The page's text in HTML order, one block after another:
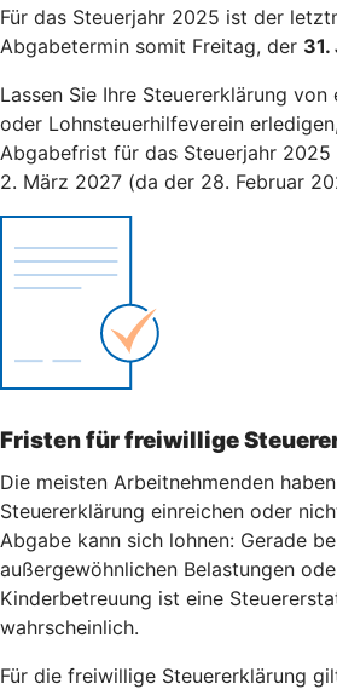
Für das Steuerjahr 2025 ist der
Abgabetermin somit Freitag, der
Lassen Sie Ihre Steuererklärung
oder Lohnsteuerhilfeverein
Abgabefrist für das Steuerjahr
2. März 2027 (da der 28. Februar
Fristen für freiwillige
Die meisten Arbeitnehmenden
Steuererklärung einreichen oder
Abgabe kann sich lohnen: Gerade
außergewöhnlichen Belastungen
Kinderbetreuung ist eine
wahrscheinlich.
Für die freiwillige Steuererklärung